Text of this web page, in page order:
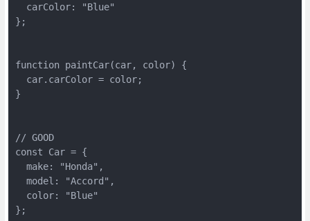
  carColor: "Blue"
};
function paintCar(car, color) {
  car.carColor = color;
}
// GOOD
const Car = {
  make: "Honda",
  model: "Accord",
  color: "Blue"
};